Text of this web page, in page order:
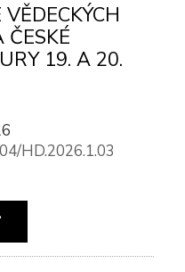
19. A 20.
HD.2026.1.03